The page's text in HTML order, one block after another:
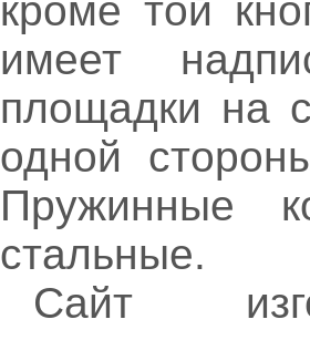
кроме той
имеет
площадки на
одной
Пружинные
стальные.
Сайт